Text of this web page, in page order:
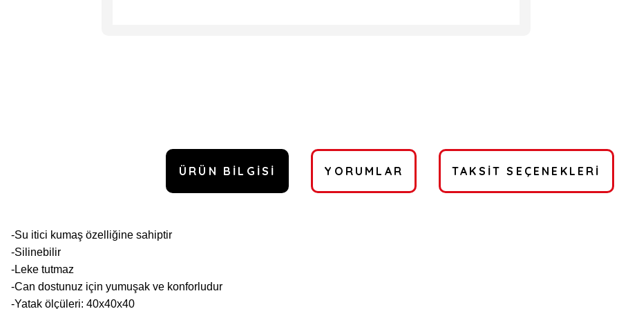
ÜRÜN BILGISI YORUMLAR TAKSIT SEÇENEKLERI
-Su itici kumaş özelliğine sahiptir
-Silinebilir
-Leke tutmaz
-Can dostunuz için yumuşak ve konforludur
-Yatak ölçüleri: 40x40x40